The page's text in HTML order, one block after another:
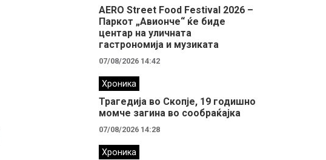
AERO Street Food Festival 2026 –
Паркот „Авионче“ ќе биде
центар на уличната
гастрономија и музиката
07/08/2026 14:42
Хроника
Трагедија во Скопје, 19 годишно
момче загина во сообраќајка
07/08/2026 14:28
Хроника